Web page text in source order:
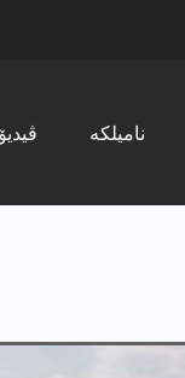
ڤیدیۆ نامیلکە